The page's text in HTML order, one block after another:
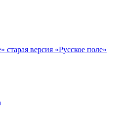
«Русское поле»